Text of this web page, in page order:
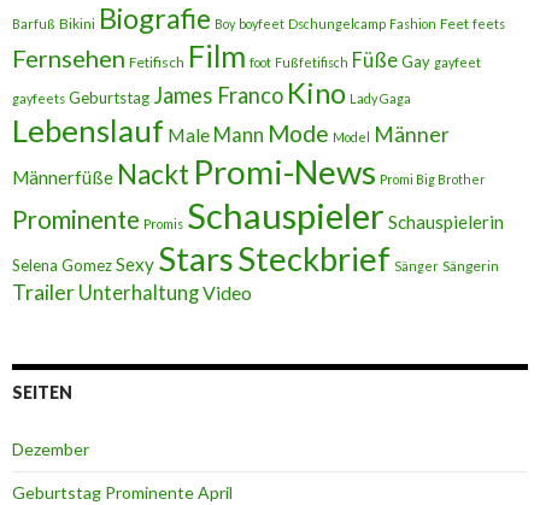
Barfuß Bikini Biografie Boy boyfeet Dschungelcamp Fashion Feet feets
Fernsehen Fetifisch Film foot Fußfetifisch FüßeGay gayfeet
gayfeets Geburtstag James Franco Kino Lady Gaga
Lebenslauf Male Mann Mode Model Männer
Männerfüße Nackt Promi-News Promi Big Brother
Prominente Promis Schauspieler Schauspielerin
Selena GomezSexy StarsSteckbrief Sänger Sängerin
Trailer UnterhaltungVideo
SEITEN
Dezember
Geburtstag Prominente April